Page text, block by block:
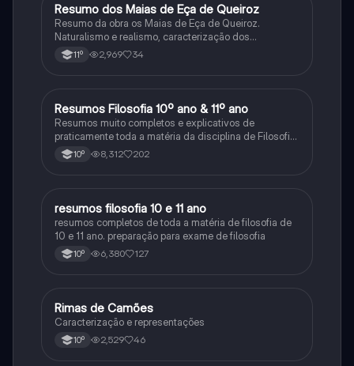
Português
Resumo dos Maias de Eça de Queiroz
Resumo da obra os Maias de Eça de Queiroz.
Naturalismo e realismo, caracterização dos
personagens e contexto histórico.
11º 2,969 34
Filosofia
Resumos Filosofia 10º ano & 11º ano
Resumos muito completos e explicativos de
praticamente toda a matéria da disciplina de Filosofia
10º 8,312 202
Filosofia
resumos filosofia 10 e 11 ano
resumos completos de toda a matéria de filosofia de
10 e 11 ano. preparação para exame de filosofia
10º 6,380 127
Português
Rimas de Camões
Caracterização e representações
10º 2,529 46